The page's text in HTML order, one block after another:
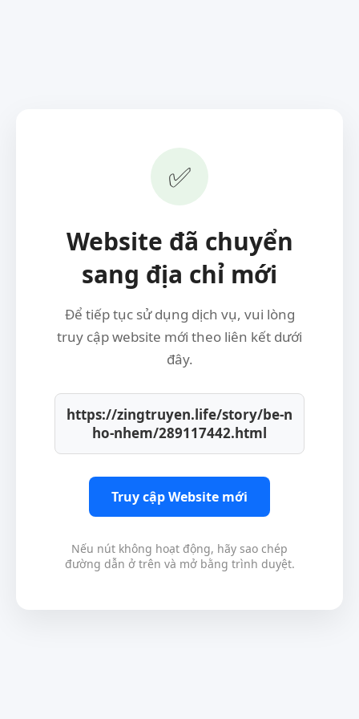
✅
Website đã chuyển
sang địa chỉ mới
Để tiếp tục sử dụng dịch vụ, vui lòng
truy cập website mới theo liên kết dưới
đây.
https://zingtruyen.life/story/be-n
ho-nhem/289117442.html
Truy cập Website mới
Nếu nút không hoạt động, hãy sao chép
đường dẫn ở trên và mở bằng trình duyệt.